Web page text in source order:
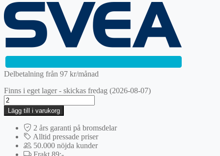
832 kr.
priset
är:
624 kr.
Delbetalning från 97 kr/månad
Finns i eget lager - skickas fredag (2026-08-07)
Bromsskiva
mängd
Lägg till i varukorg
2 års garanti på bromsdelar
Alltid pressade priser
50.000 nöjda kunder